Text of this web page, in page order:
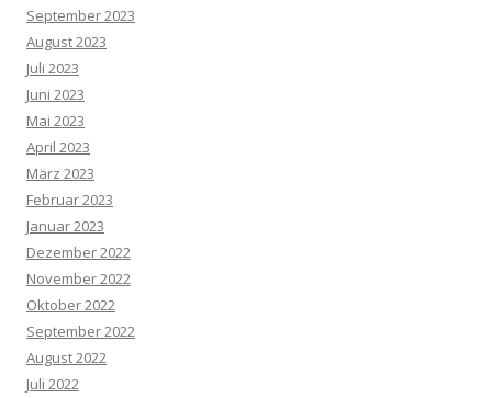
September 2023
August 2023
Juli 2023
Juni 2023
Mai 2023
April 2023
März 2023
Februar 2023
Januar 2023
Dezember 2022
November 2022
Oktober 2022
September 2022
August 2022
Juli 2022